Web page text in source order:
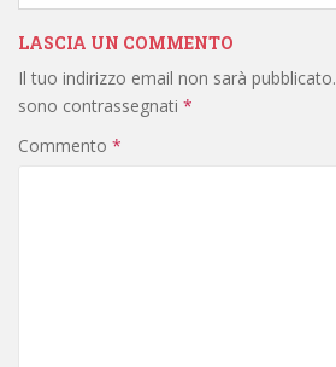
LASCIA UN COMMENTO
Il tuo indirizzo email non sarà pubblicato.
sono contrassegnati *
Commento *